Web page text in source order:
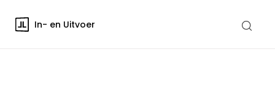
In- en Uitvoer